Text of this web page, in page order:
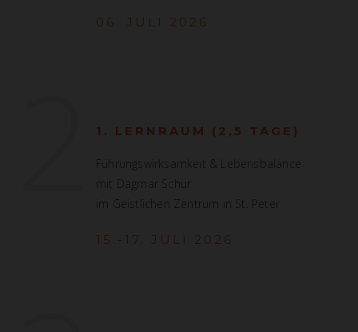
06. JULI 2026
1. LERNRAUM (2,5 TAGE)
Führungswirksamkeit & Lebensbalance
mit Dagmar Schur
im Geistlichen Zentrum in St. Peter
15.-17. JULI 2026